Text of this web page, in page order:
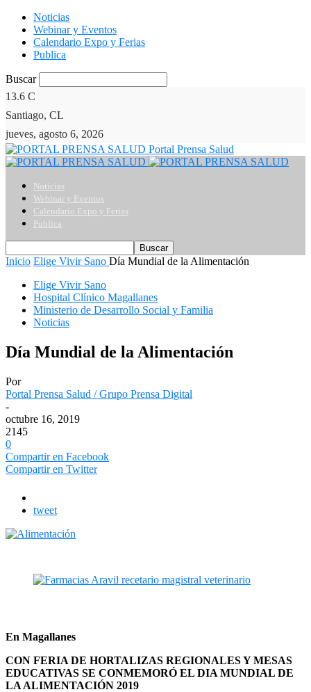
Noticias
Webinar y Eventos
Calendario Expo y Ferias
Publica
Buscar
13.6 C
Santiago, CL
jueves, agosto 6, 2026
Portal Prensa Salud
Noticias
Webinar y Eventos
Calendario Expo y Ferias
Publica
Inicio Elige Vivir Sano Día Mundial de la Alimentación
Elige Vivir Sano
Hospital Clínico Magallanes
Ministerio de Desarrollo Social y Familia
Noticias
Día Mundial de la Alimentación
Por
Portal Prensa Salud / Grupo Prensa Digital
-
octubre 16, 2019
2145
0
Compartir en Facebook
Compartir en Twitter
tweet
En Magallanes
CON FERIA DE HORTALIZAS REGIONALES Y MESAS
EDUCATIVAS SE CONMEMORÓ EL DIA MUNDIAL DE
LA ALIMENTACIÓN 2019